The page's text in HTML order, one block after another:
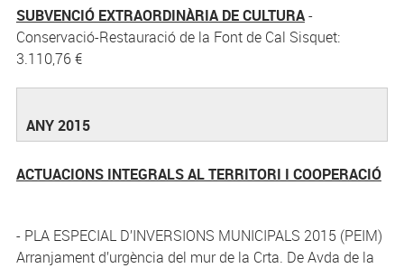
SUBVENCIÓ EXTRAORDINÀRIA DE CULTURA-
Conservació-Restauració de la Font de Cal Sisquet:
3.110,76 €
ANY 2015
ACTUACIONS INTEGRALS AL TERRITORI I COOPERACIÓ
- PLA ESPECIAL D’INVERSIONS MUNICIPALS 2015 (PEIM)
Arranjament d’urgència del mur de la Crta. De Avda de la